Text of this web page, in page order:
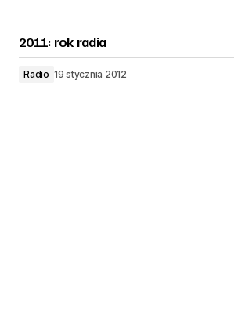
2011: rok radia
Radio 19 stycznia 2012